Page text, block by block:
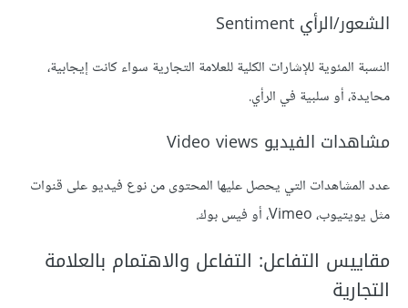
الشعور/الرأي Sentiment
النسبة المئوية للإشارات الكلية للعلامة التجارية سواء كانت إيجابية،
محايدة، أو سلبية في الرأي.
مشاهدات الفيديو Video views
عدد المشاهدات التي يحصل عليها المحتوى من نوع فيديو على قنوات
مثل يويتيوب، Vimeo، أو فيس بوك.
مقاييس التفاعل: التفاعل والاهتمام بالعلامة
التجارية